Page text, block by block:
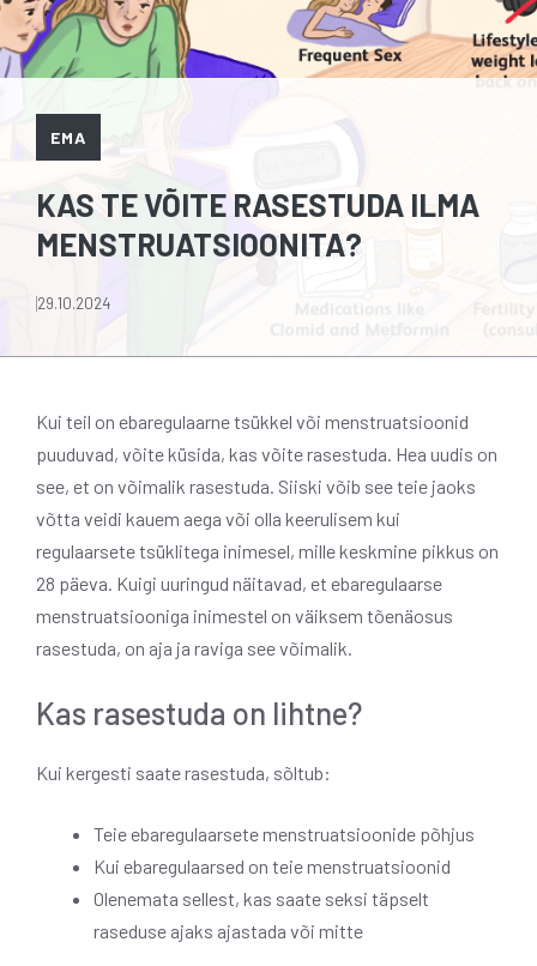
EMA
KAS TE VÕITE RASESTUDA ILMA
MENSTRUATSIOONITA?
29.10.2024
Kui teil on ebaregulaarne tsükkel või menstruatsioonid
puuduvad, võite küsida, kas võite rasestuda. Hea uudis on
see, et on võimalik rasestuda. Siiski võib see teie jaoks
võtta veidi kauem aega või olla keerulisem kui
regulaarsete tsüklitega inimesel, mille keskmine pikkus on
28 päeva. Kuigi uuringud näitavad, et ebaregulaarse
menstruatsiooniga inimestel on väiksem tõenäosus
rasestuda, on aja ja raviga see võimalik.
Kas rasestuda on lihtne?
Kui kergesti saate rasestuda, sõltub:
Teie ebaregulaarsete menstruatsioonide põhjus
Kui ebaregulaarsed on teie menstruatsioonid
Olenemata sellest, kas saate seksi täpselt
raseduse ajaks ajastada või mitte